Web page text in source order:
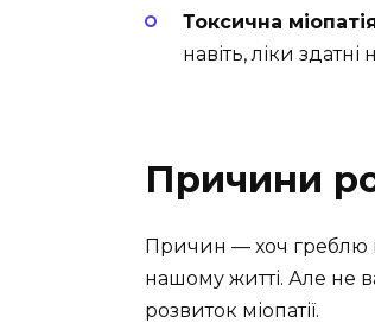
Токсична
навіть, ліки здатні
Причини
Причин — хоч греблю
нашому житті. Але не
розвиток міопатії.